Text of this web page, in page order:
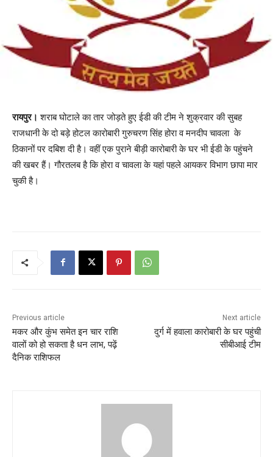
रायपुर। शराब घोटाले का तार जोड़ते हुए ईडी की टीम ने शुक्रवार की सुबह
राजधानी के दो बड़े होटल कारोबारी गुरुचरण सिंह होरा व मनदीप चावला के
ठिकानों पर दबिश दी है। वहीं एक पुराने बीड़ी कारोबारी के घर भी ईडी के पहुंचने
की खबर हैं। गौरतलब है कि होरा व चावला के यहां पहले आयकर विभाग छापा मार
चुकी है।
Previous article
मकर और कुंभ समेत इन चार राशि
वालों को हो सकता है धन लाभ, पढ़ें
दैनिक राशिफल
Next article
दुर्ग में हवाला कारोबारी के घर पहुंची
सीबीआई टीम